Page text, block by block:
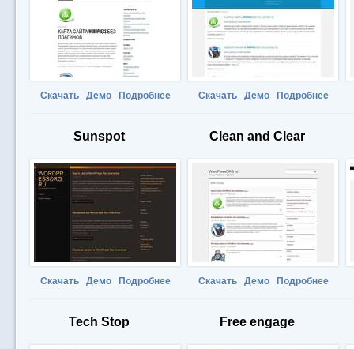
Скачать Демо Подробнее Скачать Демо Подробнее
Sunspot
Скачать Демо Подробнее
Clean and Clear
Скачать Демо Подробнее
Tech Stop Free engage